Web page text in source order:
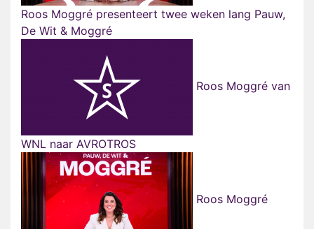
Roos Moggré presenteert twee weken lang Pauw,
De Wit & Moggré
Roos Moggré van
WNL naar AVROTROS
Roos Moggré